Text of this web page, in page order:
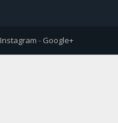
Instagram - Google+